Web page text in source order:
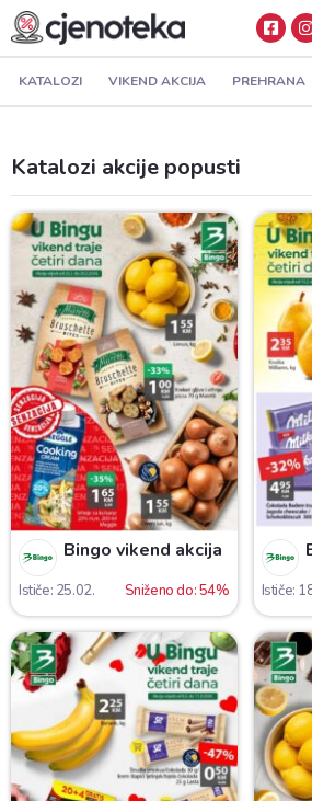
KATALOZI VIKEND AKCIJA PREHRANA
Katalozi akcije popusti
Bingo vikend akcija
Ističe: 25.02. Sniženo do: 54% Ističe: